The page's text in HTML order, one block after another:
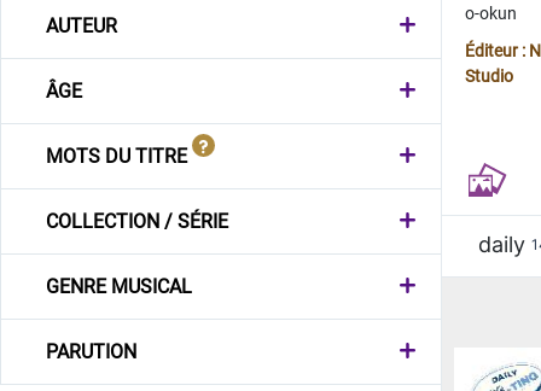
AUTEUR
ÂGE
MOTS DU TITRE
COLLECTION / SÉRIE
GENRE MUSICAL
PARUTION
o-okun
Éditeur :
Studio
daily